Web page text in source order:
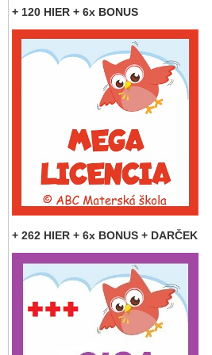
+ 120 HIER + 6x BONUS
+ 262 HIER + 6x BONUS + DARČEK